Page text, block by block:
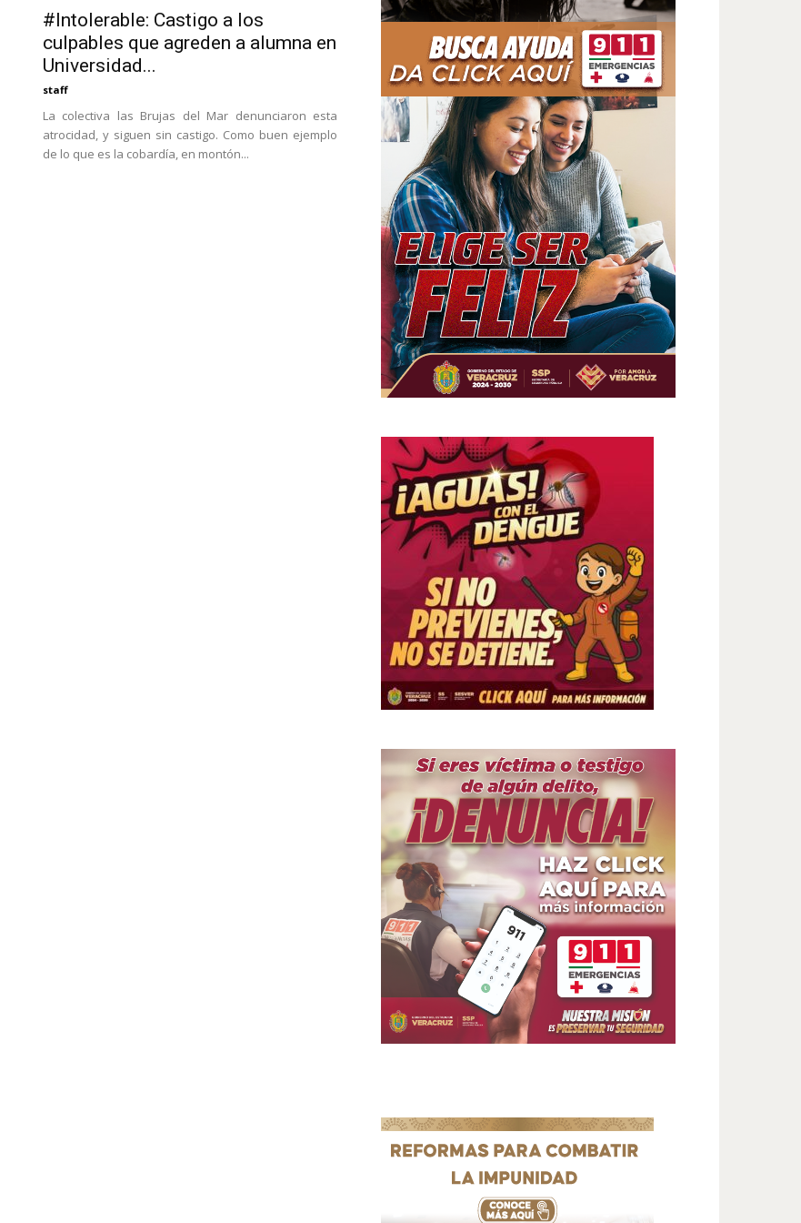
#Intolerable: Castigo a los
culpables que agreden a alumna en
Universidad...
staff
La colectiva las Brujas del Mar denunciaron esta
atrocidad, y siguen sin castigo. Como buen ejemplo
de lo que es la cobardía, en montón...